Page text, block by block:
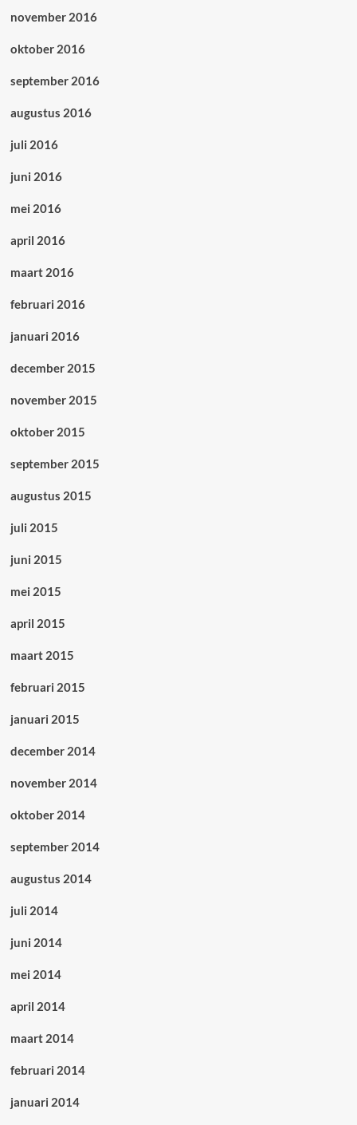
november 2016
oktober 2016
september 2016
augustus 2016
juli 2016
juni 2016
mei 2016
april 2016
maart 2016
februari 2016
januari 2016
december 2015
november 2015
oktober 2015
september 2015
augustus 2015
juli 2015
juni 2015
mei 2015
april 2015
maart 2015
februari 2015
januari 2015
december 2014
november 2014
oktober 2014
september 2014
augustus 2014
juli 2014
juni 2014
mei 2014
april 2014
maart 2014
februari 2014
januari 2014